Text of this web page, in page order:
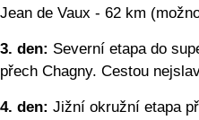
Jean de Vaux - 62 km
3. den: Severní etapa do
přech Chagny. Cestou
4. den: Jižní okružní etapa